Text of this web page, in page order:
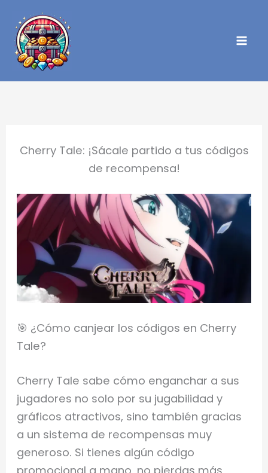
contenido
Cherry Tale: ¡Sácale partido a tus códigos
de recompensa!
🎯 ¿Cómo canjear los códigos en Cherry
Tale?
Cherry Tale sabe cómo enganchar a sus
jugadores no solo por su jugabilidad y
gráficos atractivos, sino también gracias
a un sistema de recompensas muy
generoso. Si tienes algún código